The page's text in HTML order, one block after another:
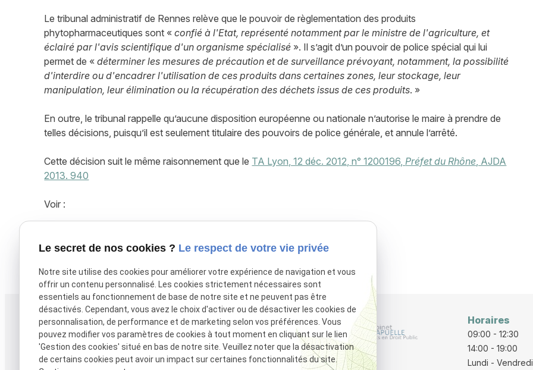
Le tribunal administratif de Rennes relève que le pouvoir de règlementation des produits
phytopharmaceutiques sont «confié à l'Etat, représenté notamment par le ministre de l'agriculture, et
éclairé par l'avis scientifique d'un organisme spécialisé ». Il s’agit d’un pouvoir de police spécial qui lui
permet de «déterminer les mesures de précaution et de surveillance prévoyant, notamment, la possibilité
d'interdire ou d'encadrer l'utilisation de ces produits dans certaines zones, leur stockage, leur
manipulation, leur élimination ou la récupération des déchets issus de ces produits. »
En outre, le tribunal rappelle qu’aucune disposition européenne ou nationale n’autorise le maire à prendre de
telles décisions, puisqu’il est seulement titulaire des pouvoirs de police générale, et annule l’arrêté.
Cette décision suit le même raisonnement que le TA Lyon, 12 déc. 2012, n° 1200196, Préfet du Rhône , AJDA
2013. 940
Voir :
X (formerly Twitter) est désactivé. Autoriser Facebook est désactivé. Autoriser
Téléphone
05 61 38 27 17
Adresse
38 rue Alsace-Lorraine
31000 TOULOUSE
Horaires
09:00 - 12:30
14:00 - 19:00
Lundi - Vendredi
Le secret de nos cookies ? Le respect de votre vie privée
Notre site utilise des cookies pour améliorer votre expérience de navigation et vous
offrir un contenu personnalisé. Les cookies strictement nécessaires sont
essentiels au fonctionnement de base de notre site et ne peuvent pas être
désactivés. Cependant, vous avez le choix d'activer ou de désactiver les cookies de
personnalisation, de performance et de marketing selon vos préférences. Vous
pouvez modifier vos paramètres de cookies à tout moment en cliquant sur le lien
'Gestion des cookies' situé en bas de notre site. Veuillez noter que la désactivation
de certains cookies peut avoir un impact sur certaines fonctionnalités du site.